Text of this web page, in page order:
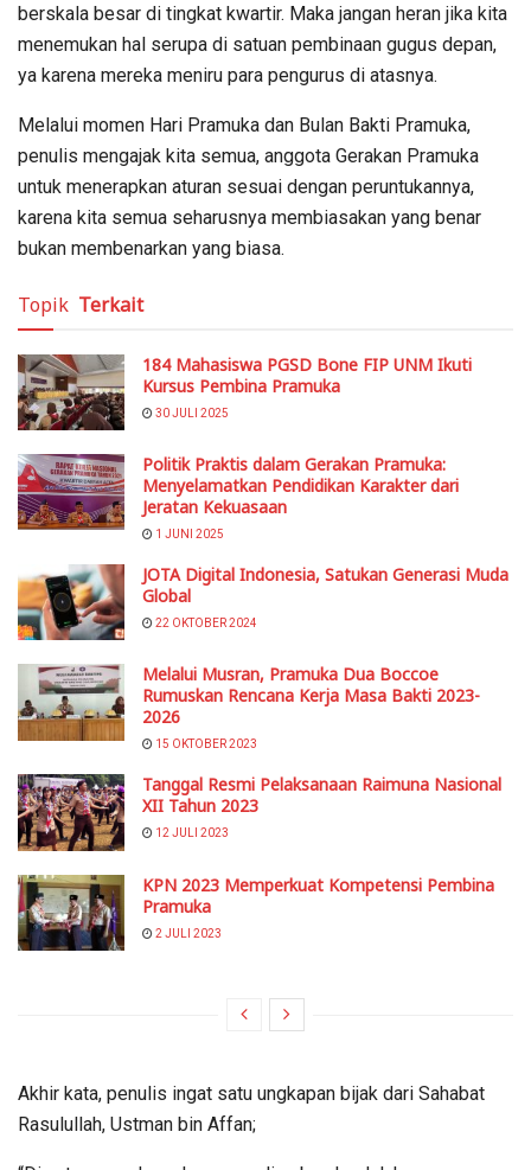
berskala besar di tingkat kwartir. Maka jangan heran jika kita
menemukan hal serupa di satuan pembinaan gugus depan,
ya karena mereka meniru para pengurus di atasnya.
Melalui momen Hari Pramuka dan Bulan Bakti Pramuka,
penulis mengajak kita semua, anggota Gerakan Pramuka
untuk menerapkan aturan sesuai dengan peruntukannya,
karena kita semua seharusnya membiasakan yang benar
bukan membenarkan yang biasa.
Topik Terkait
184 Mahasiswa PGSD Bone FIP UNM Ikuti
Kursus Pembina Pramuka
30 JULI 2025
Politik Praktis dalam Gerakan Pramuka:
Menyelamatkan Pendidikan Karakter dari
Jeratan Kekuasaan
1 JUNI 2025
JOTA Digital Indonesia, Satukan Generasi Muda
Global
22 OKTOBER 2024
Melalui Musran, Pramuka Dua Boccoe
Rumuskan Rencana Kerja Masa Bakti 2023-
2026
15 OKTOBER 2023
Tanggal Resmi Pelaksanaan Raimuna Nasional
XII Tahun 2023
12 JULI 2023
KPN 2023 Memperkuat Kompetensi Pembina
Pramuka
2 JULI 2023
Akhir kata, penulis ingat satu ungkapan bijak dari Sahabat
Rasulullah, Ustman bin Affan;